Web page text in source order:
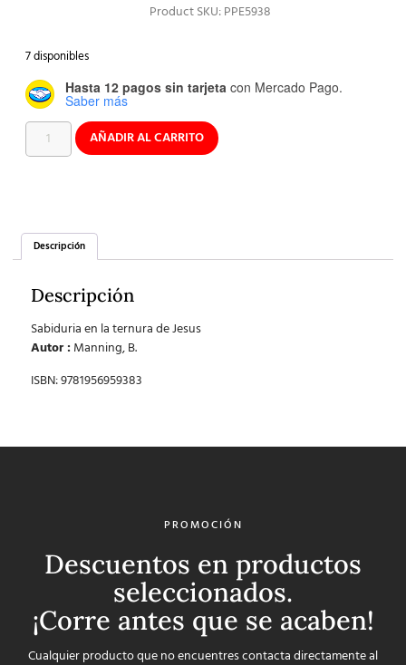
Product SKU: PPE5938
7 disponibles
Hasta 12 pagos sin tarjeta con Mercado Pago.
Saber más
AÑADIR AL CARRITO
Descripción
Descripción
Sabiduria en la ternura de Jesus
Autor :Manning, B.
ISBN: 9781956959383
PROMOCIÓN
Descuentos en productos
seleccionados.
¡Corre antes que se acaben!
Cualquier producto que no encuentres contacta directamente al